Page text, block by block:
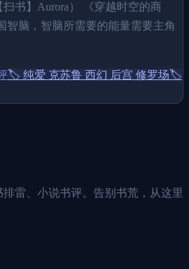
书】Aurora） 《穿越时空的商
智脑，智脑所需要的能量需要主角
🏷️ 纯爱 克苏鲁 西幻 后宫 修罗场🏷️
雷、小说书评。告别书荒，从这里